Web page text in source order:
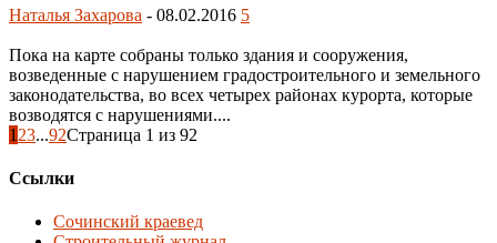
Наталья Захарова - 08.02.2016 5
Пока на карте собраны только здания и сооружения,
возведенные с нарушением градостроительного и земельного
законодательства, во всех четырех районах курорта, которые
возводятся с нарушениями....
1 23...92Страница 1 из 92
Ссылки
Сочинский краевед